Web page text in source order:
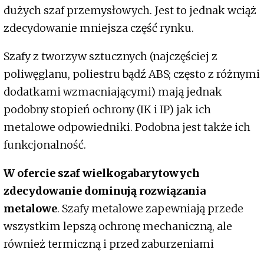
dużych szaf przemysłowych. Jest to jednak wciąż
zdecydowanie mniejsza część rynku.
Szafy z tworzyw sztucznych (najczęściej z
poliwęglanu, poliestru bądź ABS; często z różnymi
dodatkami wzmacniającymi) mają jednak
podobny stopień ochrony (IK i IP) jak ich
metalowe odpowiedniki. Podobna jest także ich
funkcjonalność.
W ofercie szaf wielkogabarytowych
zdecydowanie dominują rozwiązania
metalowe. Szafy metalowe zapewniają przede
wszystkim lepszą ochronę mechaniczną, ale
również termiczną i przed zaburzeniami